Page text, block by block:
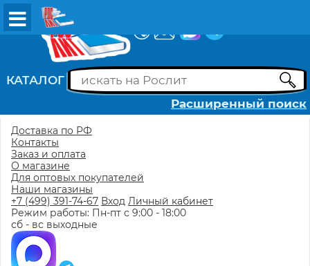
КАТАЛОГ
Расширенный поиск
Доставка по РФ
Контакты
Заказ и оплата
О магазине
Для оптовых покупателей
Наши магазины
+7 (499) 391-74-67 Вход Личный кабинет
Режим работы: Пн-пт с 9:00 - 18:00
сб - вс выходные